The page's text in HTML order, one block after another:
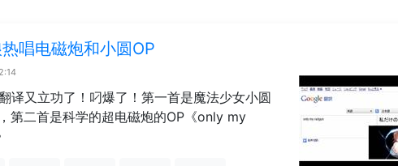
唱电磁炮和小圆OP
译又立功了！叼爆了！第一首是魔法少女小圆
第二首是科学的超电磁炮的OP《only my